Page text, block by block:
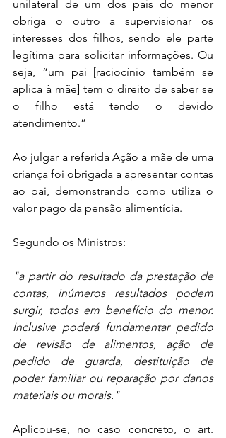
unilateral de um dos pais do menor
obriga o outro a supervisionar os
interesses dos filhos, sendo ele parte
legítima para solicitar informações. Ou
seja, “um pai [raciocínio também se
aplica à mãe] tem o direito de saber se
o filho está tendo o devido
atendimento.”
Ao julgar a referida Ação a mãe de uma
criança foi obrigada a apresentar contas
ao pai, demonstrando como utiliza o
valor pago da pensão alimentícia.
Segundo os Ministros:
"a partir do resultado da prestação de
contas, inúmeros resultados podem
surgir, todos em benefício do menor.
Inclusive poderá fundamentar pedido
de revisão de alimentos, ação de
pedido de guarda, destituição de
poder familiar ou reparação por danos
materiais ou morais."
Aplicou-se, no caso concreto, o art.